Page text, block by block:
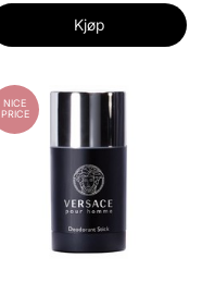
Kjøp
NICE
PRICE